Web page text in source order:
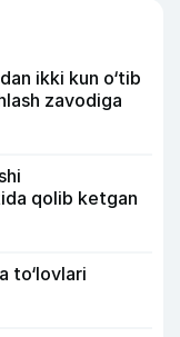
ikki kun o‘tib
zavodiga
qolib ketgan
to‘lovlari